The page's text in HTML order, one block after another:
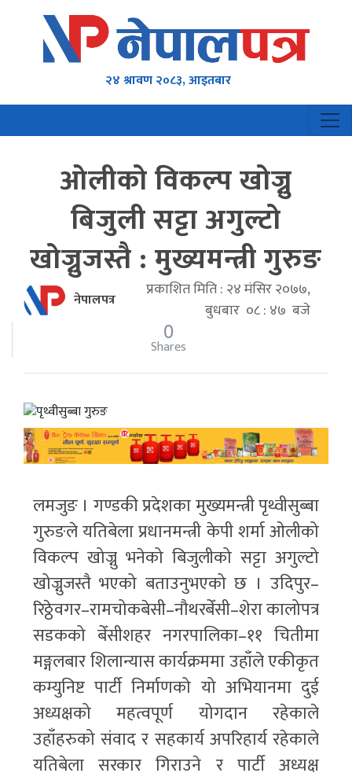
२४ श्रावण २०८३, आइतबार
ओलीको विकल्प खोज्नु
बिजुली सट्टा अगुल्टो
खोज्नुजस्तै : मुख्यमन्त्री गुरुङ
नेपालपत्र
प्रकाशित मिति : २४ मंसिर २०७७,
बुधबार ०८ : ४७ बजे
0
Shares
लमजुङ । गण्डकी प्रदेशका मुख्यमन्त्री पृथ्वीसुब्बा
गुरुङले यतिबेला प्रधानमन्त्री केपी शर्मा ओलीको
विकल्प खोज्नु भनेको बिजुलीको सट्टा अगुल्टो
खोज्नुजस्तै भएको बताउनुभएको छ । उदिपुर–
रिठ्ठेवगर–रामचोकबेसी–नौथरबेँसी–शेरा कालोपत्र
सडकको बेँसीशहर नगरपालिका–११ चितीमा
मङ्गलबार शिलान्यास कार्यक्रममा उहाँले एकीकृत
कम्युनिष्ट पार्टी निर्माणको यो अभियानमा दुई
अध्यक्षको महत्वपूर्ण योगदान रहेकाले
उहाँहरुको संवाद र सहकार्य अपरिहार्य रहेकाले
यतिबेला सरकार गिराउने र पार्टी अध्यक्ष